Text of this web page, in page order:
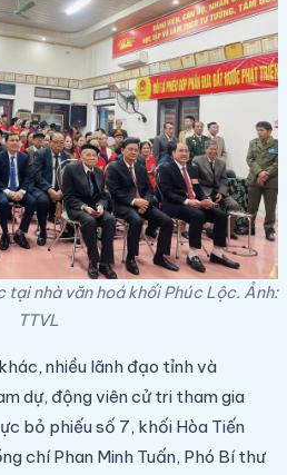
tại nhà văn hoá khối Phúc Lộc. Ảnh:
TTVL
nhiều lãnh đạo tỉnh và
dự, động viên cử tri tham gia
bỏ phiếu số 7, khối Hòa Tiến
chí Phan Minh Tuấn, Phó Bí thư